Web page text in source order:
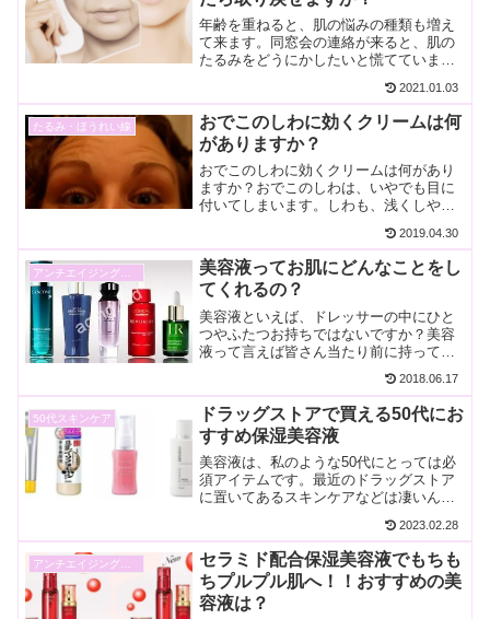
年齢を重ねると、肌の悩みの種類も増え
て来ます。同窓会の連絡が来ると、肌の
たるみをどうにかしたいと慌てていませ
に打っていませんか？ 顔のハリを、取り
戻すにはどうしたらいいですか？ たるみ
を解消する方法を教え...
2021.01.03
たるみ・ほうれい線
おでこのしわに効くクリームは何
がありますか？
おでこのしわに効くクリームは何があり
ますか？おでこのしわは、いやでも目に
付いてしまいます。しわも、浅くしやす
が、人目につくおでこのしわは、浅くし
にくいしわだと言われています。しわの
原因は乾燥や年齢だと言わ...
2019.04.30
アンチエイジング美容液
美容液ってお肌にどんなことをし
てくれるの？
美容液といえば、ドレッサーの中にひと
つやふたつお持ちではないですか？美容
液って言えば皆さん当たり前に持ってま
か？今日は当たり前のように使っている
美容液のことをわかりやすくお話しして
みたいと思います。美容液...
2018.06.17
50代スキンケア
ドラッグストアで買える50代にお
すすめ保湿美容液
美容液は、私のような50代にとっては必
須アイテムです。最近のドラッグストア
に置いてあるスキンケアなどは凄いんで
です。美容液は、毎日使って肌の老化を
防ぎたいものなので、プチプラで高品質
な美容液をたっぷり使っ...
2023.02.28
アンチエイジング美容液
セラミド配合保湿美容液でもちも
ちプルプル肌へ！！おすすめの美
容液は？